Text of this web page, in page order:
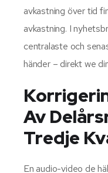
avkastning över tid
avkastning. I
centralaste och
händer – direkt we
Av
Tredje
En audio-video de